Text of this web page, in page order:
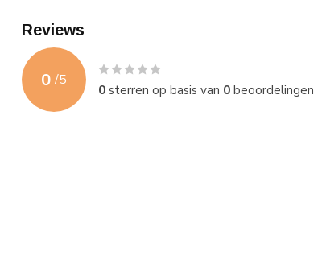
Reviews
0 /5
0sterren op basis van 0beoordelingen